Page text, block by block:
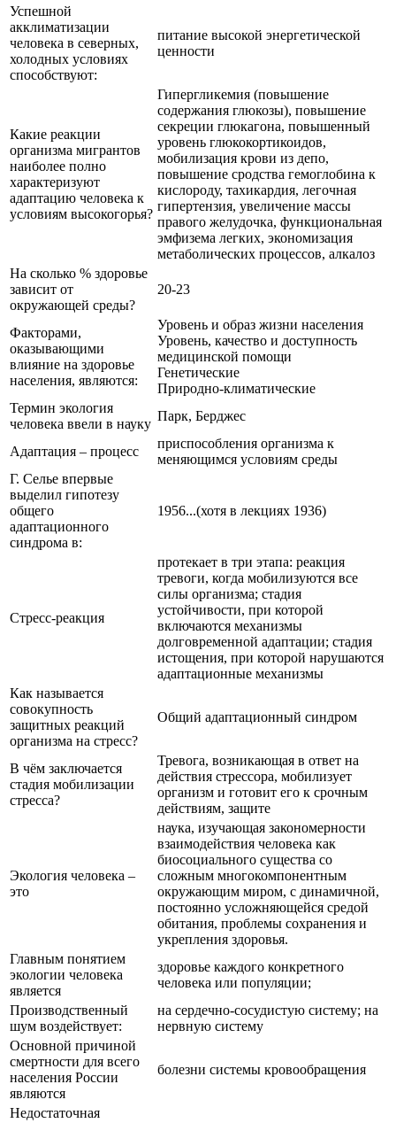
Успешной
акклиматизации
человека в северных,
холодных условиях
способствуют:
питание высокой энергетической
ценности
Какие реакции
организма мигрантов
наиболее полно
характеризуют
адаптацию человека к
условиям высокогорья?
Гипергликемия (повышение
содержания глюкозы), повышение
секреции глюкагона, повышенный
уровень глюкокортикоидов,
мобилизация крови из депо,
повышение сродства гемоглобина к
кислороду, тахикардия, легочная
гипертензия, увеличение массы
правого желудочка, функциональная
эмфизема легких, экономизация
метаболических процессов, алкалоз
На сколько % здоровье
зависит от
окружающей среды?
20-23
Факторами,
оказывающими
влияние на здоровье
населения, являются:
Уровень и образ жизни населения
Уровень, качество и доступность
медицинской помощи
Генетические
Природно-климатические
Термин экология
человека ввели в науку
Парк, Берджес
Адаптация – процесс
приспособления организма к
меняющимся условиям среды
Г. Селье впервые
выделил гипотезу
общего
адаптационного
синдрома в:
1956...(хотя в лекциях 1936)
Стресс-реакция
протекает в три этапа: реакция
тревоги, когда мобилизуются все
силы организма; стадия
устойчивости, при которой
включаются механизмы
долговременной адаптации; стадия
истощения, при которой нарушаются
адаптационные механизмы
Как называется
совокупность
защитных реакций
организма на стресс?
Общий адаптационный синдром
В чём заключается
стадия мобилизации
стресса?
Тревога, возникающая в ответ на
действия стрессора, мобилизует
организм и готовит его к срочным
действиям, защите
Экология человека –
это
наука, изучающая закономерности
взаимодействия человека как
биосоциального существа со
сложным многокомпонентным
окружающим миром, с динамичной,
постоянно усложняющейся средой
обитания, проблемы сохранения и
укрепления здоровья.
Главным понятием
экологии человека
является
здоровье каждого конкретного
человека или популяции;
Производственный
шум воздействует:
на сердечно-сосудистую систему; на
нервную систему
Основной причиной
смертности для всего
населения России
являются
болезни системы кровообращения
Недостаточная